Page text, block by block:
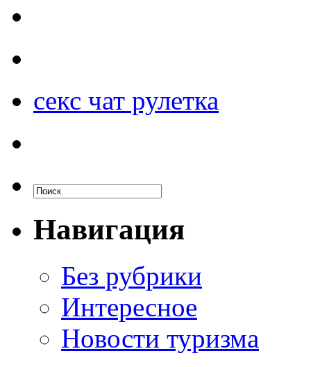
секс чат рулетка
Навигация
Без рубрики
Интересное
Новости туризма